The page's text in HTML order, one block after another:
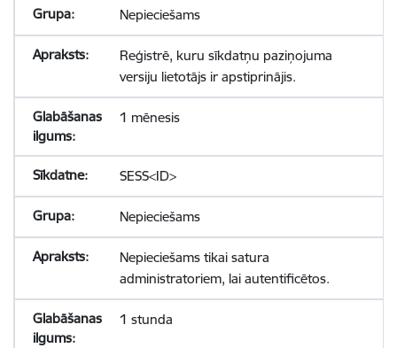
Nepieciešams
Reģistrē, kuru sīkdatņu paziņojuma
versiju lietotājs ir apstiprinājis.
1 mēnesis
SESS<ID>
Nepieciešams
Nepieciešams tikai satura
administratoriem, lai autentificētos.
1 stunda